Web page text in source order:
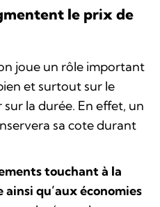
le prix de
joue un rôle important
et surtout sur le
la durée. En effet, un
sa cote durant
touchant à la
qu’aux économies